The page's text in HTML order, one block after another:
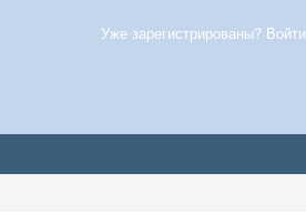
Уже зарегистрированы? Войти